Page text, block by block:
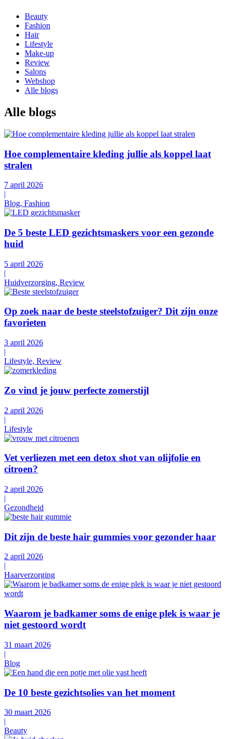
Beauty
Fashion
Hair
Lifestyle
Make-up
Review
Salons
Webshop
Alle blogs
Alle blogs
Hoe complementaire kleding jullie als koppel laat
stralen
7 april 2026
|
Blog, Fashion
De 5 beste LED gezichtsmaskers voor een gezonde
huid
5 april 2026
|
Huidverzorging, Review
Op zoek naar de beste steelstofzuiger? Dit zijn onze
favorieten
3 april 2026
|
Lifestyle, Review
Zo vind je jouw perfecte zomerstijl
2 april 2026
|
Lifestyle
Vet verliezen met een detox shot van olijfolie en
citroen?
2 april 2026
|
Gezondheid
Dit zijn de beste hair gummies voor gezonder haar
2 april 2026
|
Haarverzorging
Waarom je badkamer soms de enige plek is waar je
niet gestoord wordt
31 maart 2026
|
Blog
De 10 beste gezichtsolies van het moment
30 maart 2026
|
Beauty